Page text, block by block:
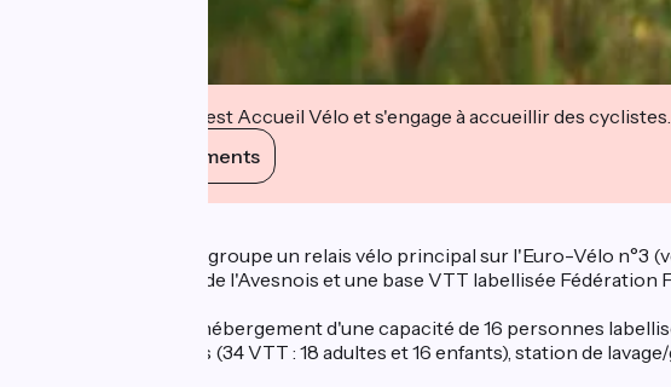
Cet établissement est Accueil Vélo et s'engage à accueillir des cyclistes.
Voir ses engagements
Le Relais Eco-Vélo regroupe un relais vélo principal sur l'Euro-Vélo
pied de la Voie Verte de l'Avesnois et une base VTT labellisée
Vous y trouverez un hébergement d'une capacité de 16 personnes
vélos : locations vélos (34 VTT : 18 adultes et 16 enfants), station de